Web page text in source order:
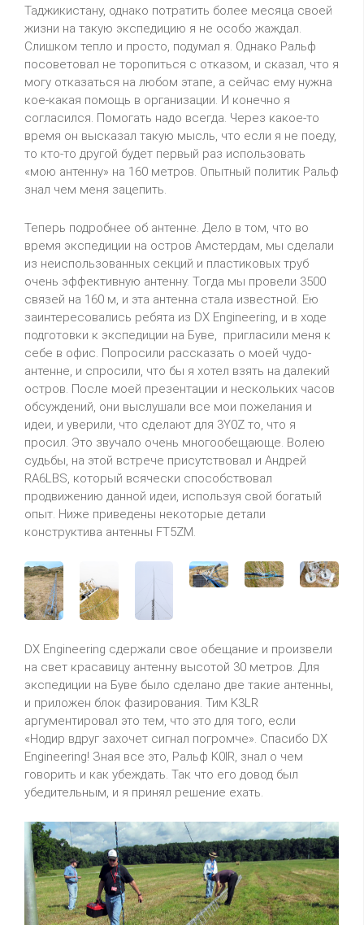
Таджикистану, однако потратить более месяца своей
жизни на такую экспедицию я не особо жаждал.
Слишком тепло и просто, подумал я. Однако Ральф
посоветовал не торопиться с отказом, и сказал, что я
могу отказаться на любом этапе, а сейчас ему нужна
кое-какая помощь в организации. И конечно я
согласился. Помогать надо всегда. Через какое-то
время он высказал такую мысль, что если я не поеду,
то кто-то другой будет первый раз использовать
«мою антенну» на 160 метров. Опытный политик Ральф
знал чем меня зацепить.
Теперь подробнее об антенне. Дело в том, что во
время экспедиции на остров Амстердам, мы сделали
из неиспользованных секций и пластиковых труб
очень эффективную антенну. Тогда мы провели 3500
связей на 160 м, и эта антенна стала известной. Ею
заинтересовались ребята из DX Engineering, и в ходе
подготовки к экспедиции на Буве, пригласили меня к
себе в офис. Попросили рассказать о моей чудо-
антенне, и спросили, что бы я хотел взять на далекий
остров. После моей презентации и нескольких часов
обсуждений, они выслушали все мои пожелания и
идеи, и уверили, что сделают для 3Y0Z то, что я
просил. Это звучало очень многообещающе. Волею
судьбы, на этой встрече присутствовал и Андрей
RA6LBS, который всячески способствовал
продвижению данной идеи, используя свой богатый
опыт. Ниже приведены некоторые детали
конструктива антенны FT5ZM.
DX Engineering сдержали свое обещание и произвели
на свет красавицу антенну высотой 30 метров. Для
экспедиции на Буве было сделано две такие антенны,
и приложен блок фазирования. Тим K3LR
аргументировал это тем, что это для того, если
«Нодир вдруг захочет сигнал погромче». Спасибо DX
Engineering! Зная все это, Ральф K0IR, знал о чем
говорить и как убеждать. Так что его довод был
убедительным, и я принял решение ехать.